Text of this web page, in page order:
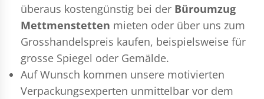
überaus kostengünstig bei der Büroumzug
Mettmenstetten mieten oder über uns zum
Grosshandelspreis kaufen, beispielsweise für
grosse Spiegel oder Gemälde.
Auf Wunsch kommen unsere motivierten
Verpackungsexperten unmittelbar vor dem